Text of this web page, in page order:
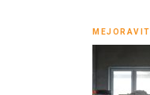
MEJORAVIT